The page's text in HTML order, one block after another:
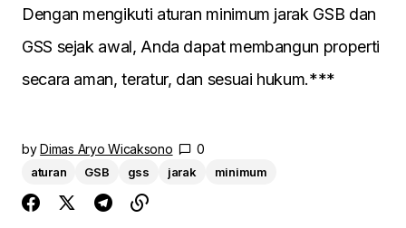
Dengan mengikuti aturan minimum jarak GSB dan
GSS sejak awal, Anda dapat membangun properti
secara aman, teratur, dan sesuai hukum.***
by Dimas Aryo Wicaksono 0
aturan GSB gss jarak minimum